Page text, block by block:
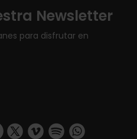
Newsletter
para disfrutar en
visit_valencia/
user/
www.facebook.com/
https://twitter.com/
https://vimeo.com/
https://https://api.whatsapp.com/